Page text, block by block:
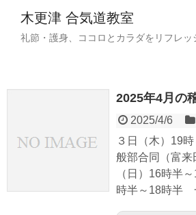
木更津 合気道教室
礼節・護身、ココロとカラダをリフレッ
2025年4月の
2025/4/6
３日（木）19
般部合同（富来
（日）16時半
時半～18時半